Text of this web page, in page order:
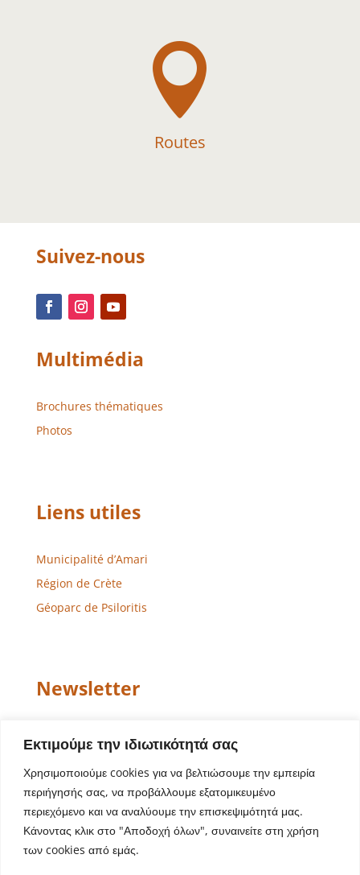
Εκτιμούμε την ιδιωτικότητά σας
Χρησιμοποιούμε cookies για να βελτιώσουμε την εμπειρία
περιήγησής σας, να προβάλλουμε εξατομικευμένο
περιεχόμενο και να αναλύουμε την επισκεψιμότητά μας.
Κάνοντας κλικ στο "Αποδοχή όλων", συναινείτε στη χρήση
των cookies από εμάς.

Routes
Suivez-nous
Multimédia
Brochures thématiques
Photos
Liens utiles
Municipalité d’Amari
Région de Crète
Géoparc de Psiloritis
Newsletter